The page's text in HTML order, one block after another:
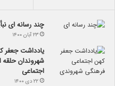
چند رسانه ای
۲۳ آبان ۱۴۰۰
یادداشت جعفر
شهروندان
اجتماعی
۲۲ دی ۱۴۰۰